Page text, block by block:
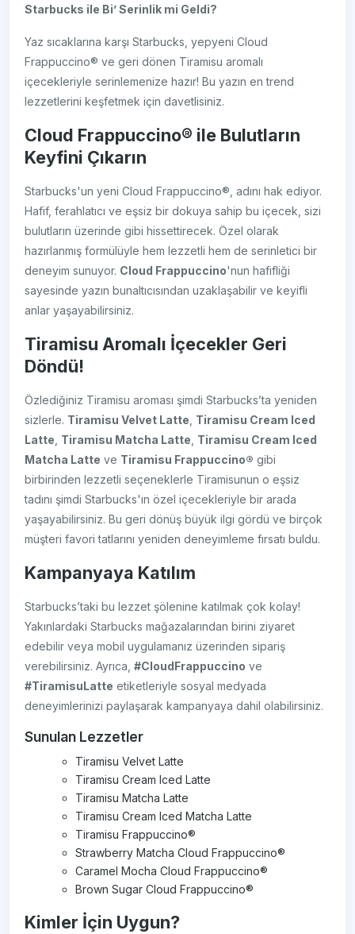
Starbucks ile Bi’ Serinlik mi Geldi?
Yaz sıcaklarına karşı Starbucks, yepyeni Cloud
Frappuccino® ve geri dönen Tiramisu aromalı
içecekleriyle serinlemenize hazır! Bu yazın en trend
lezzetlerini keşfetmek için davetlisiniz.
Cloud Frappuccino® ile Bulutların
Keyfini Çıkarın
Starbucks'un yeni Cloud Frappuccino®, adını hak ediyor.
Hafif, ferahlatıcı ve eşsiz bir dokuya sahip bu içecek, sizi
bulutların üzerinde gibi hissettirecek. Özel olarak
hazırlanmış formülüyle hem lezzetli hem de serinletici bir
deneyim sunuyor. Cloud Frappuccino'nun hafifliği
sayesinde yazın bunaltıcısından uzaklaşabilir ve keyifli
anlar yaşayabilirsiniz.
Tiramisu Aromalı İçecekler Geri
Döndü!
Özlediğiniz Tiramisu aroması şimdi Starbucks’ta yeniden
sizlerle. Tiramisu Velvet Latte Tiramisu Cream Iced
Latte Tiramisu Matcha Latte Tiramisu Cream Iced
Matcha Latte ve Tiramisu Frappuccino® gibi
birbirinden lezzetli seçeneklerle Tiramisunun o eşsiz
tadını şimdi Starbucks'ın özel içecekleriyle bir arada
yaşayabilirsiniz. Bu geri dönüş büyük ilgi gördü ve birçok
müşteri favori tatlarını yeniden deneyimleme fırsatı buldu.
Kampanyaya Katılım
Starbucks’taki bu lezzet şölenine katılmak çok kolay!
Yakınlardaki Starbucks mağazalarından birini ziyaret
edebilir veya mobil uygulamanız üzerinden sipariş
verebilirsiniz. Ayrıca,#CloudFrappuccino ve
#TiramisuLatte etiketleriyle sosyal medyada
deneyimlerinizi paylaşarak kampanyaya dahil olabilirsiniz.
Sunulan Lezzetler
Tiramisu Velvet Latte
Tiramisu Cream Iced Latte
Tiramisu Matcha Latte
Tiramisu Cream Iced Matcha Latte
Tiramisu Frappuccino®
Strawberry Matcha Cloud Frappuccino®
Caramel Mocha Cloud Frappuccino®
Brown Sugar Cloud Frappuccino®
Kimler İçin Uygun?